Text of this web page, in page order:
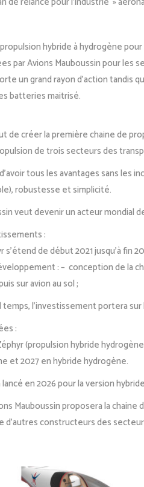
hybride à hydrogène
par Avions Mauboussin pour les
un grand rayon d’action tandis
batteries maitrisé.
de créer la première chaine de
de trois secteurs des
tous les avantages sans
robustesse et simplicité.
veut devenir un acteur mondial
:
s’étend de début 2021 jusqu’à fin
: – conception de la
sur avion au sol ;
l’investissement portera
:
(propulsion hybride
et 2027 en hybride hydrogène.
lancé en 2026 pour la version
Mauboussin proposera la
d’autres constructeurs des